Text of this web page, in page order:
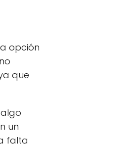
opción
que
un
falta